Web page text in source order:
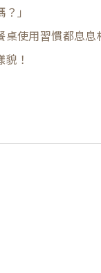
」
使用習慣都息息
！